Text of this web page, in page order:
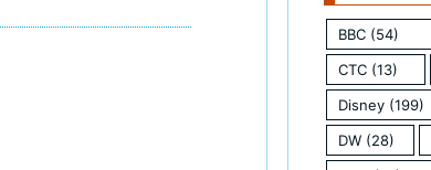
BBC (54)
CTC (13)
Disney (199)
DW (28)